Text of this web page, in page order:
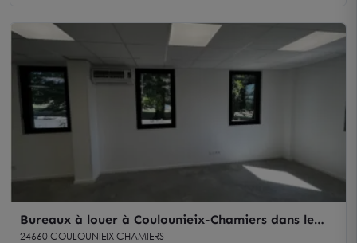
Bureaux à louer à Coulounieix-Chamiers dans le
parc d’activités Créavallée
24660 COULOUNIEIX CHAMIERS